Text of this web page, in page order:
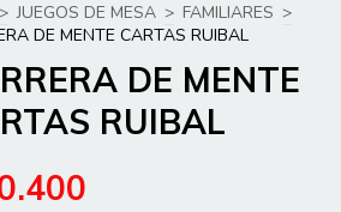
> JUEGOS DE MESA > FAMILIARES >
DE MENTE CARTAS RUIBAL
DE MENTE
RUIBAL